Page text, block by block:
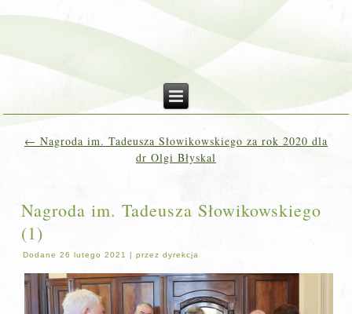
← Nagroda im. Tadeusza Słowikowskiego za rok 2020 dla
dr Olgi Błyskal
Nagroda im. Tadeusza Słowikowskiego
(1)
Dodane 26 lutego 2021 |przez dyrekcja